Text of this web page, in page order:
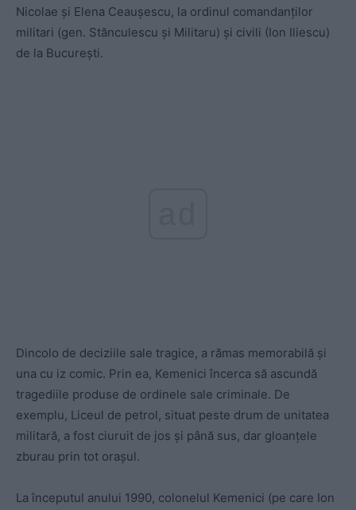
Nicolae şi Elena Ceauşescu, la ordinul comandanților
militari (gen. Stănculescu și Militaru) și civili (Ion Iliescu)
de la București.
Dincolo de deciziile sale tragice, a rămas memorabilă și
una cu iz comic. Prin ea, Kemenici încerca să ascundă
tragediile produse de ordinele sale criminale. De
exemplu, Liceul de petrol, situat peste drum de unitatea
militară, a fost ciuruit de jos şi până sus, dar gloanțele
zburau prin tot orașul.
La începutul anului 1990, colonelul Kemenici (pe care Ion